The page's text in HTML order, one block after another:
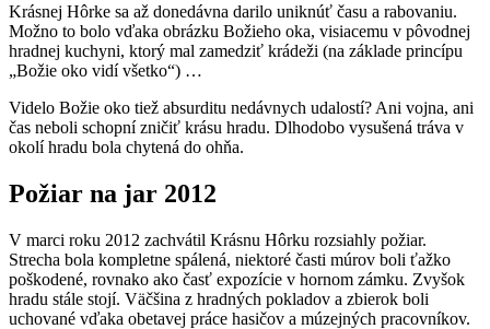
Krásnej Hôrke sa až donedávna darilo uniknúť času a rabovaniu.
Možno to bolo vďaka obrázku Božieho oka, visiacemu v pôvodnej
hradnej kuchyni, ktorý mal zamedziť krádeži (na základe princípu
„Božie oko vidí všetko“) …
Videlo Božie oko tiež absurditu nedávnych udalostí? Ani vojna, ani
čas neboli schopní zničiť krásu hradu. Dlhodobo vysušená tráva v
okolí hradu bola chytená do ohňa.
Požiar na jar 2012
V marci roku 2012 zachvátil Krásnu Hôrku rozsiahly požiar.
Strecha bola kompletne spálená, niektoré časti múrov boli ťažko
poškodené, rovnako ako časť expozície v hornom zámku. Zvyšok
hradu stále stojí. Väčšina z hradných pokladov a zbierok boli
uchované vďaka obetavej práce hasičov a múzejných pracovníkov.